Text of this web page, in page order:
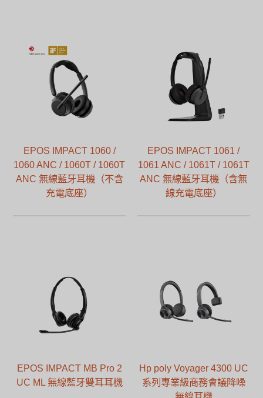
EPOS IMPACT 1060 /
1060 ANC / 1060T / 1060T
ANC 無線藍牙耳機（不含
充電底座）
EPOS IMPACT 1061 /
1061 ANC / 1061T / 1061T
ANC 無線藍牙耳機（含無
線充電底座）
EPOS IMPACT MB Pro 2
UC ML 無線藍牙雙耳耳機
Hp poly Voyager 4300 UC
系列專業級商務會議降噪